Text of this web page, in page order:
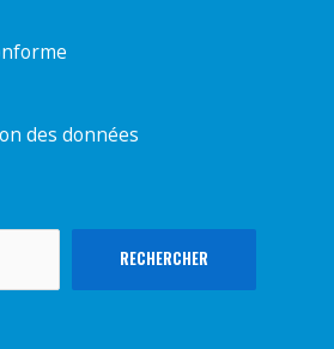
des données
RECHERCHER